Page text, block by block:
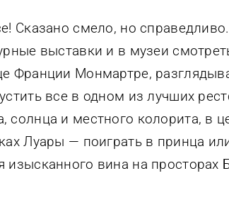
Сказано смело, но
выставки и в музеи
Франции Монмартре,
все в одном из лучших
солнца и местного колорита, в
Луары — поиграть в принца
изысканного вина на просторах